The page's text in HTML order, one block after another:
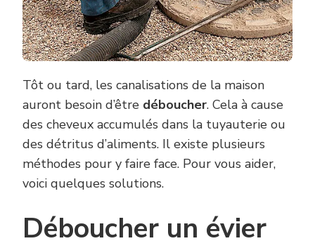
Tôt ou tard, les canalisations de la maison
auront besoin d’être déboucher. Cela à cause
des cheveux accumulés dans la tuyauterie ou
des détritus d’aliments. Il existe plusieurs
méthodes pour y faire face. Pour vous aider,
voici quelques solutions.
Déboucher un évier